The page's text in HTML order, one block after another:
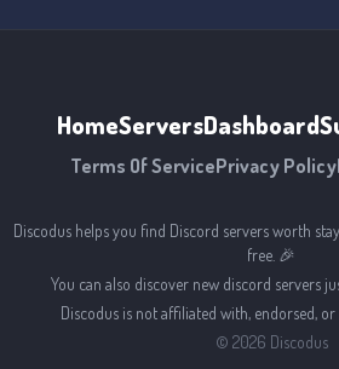
HomeServersDashboard
Terms Of ServicePrivacy Policy
Discodus helps you find Discord servers worth
free. 🎉
You can also discover new discord servers
Discodus is not affiliated with, endorsed,
© 2026 Discodus